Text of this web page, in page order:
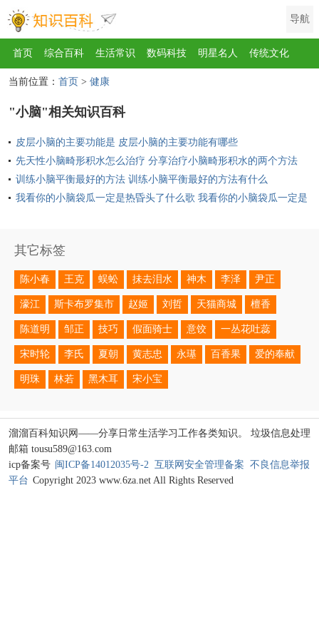
导航
首页 综合百科 生活常识 数码科技 明星名人 传统文化
互联网 健康 影视
运动 游戏 家电 地理
歌曲 动物 植物
当前位置： 首页 > 健康
"小脑"相关知识百科
皮层小脑的主要功能是 皮层小脑的主要功能有哪些
先天性小脑畸形积水怎么治疗 分享治疗小脑畸形积水的两个方法
训练小脑平衡最好的方法 训练小脑平衡最好的方法有什么
我看你的小脑袋瓜一定是热昏头了什么歌 我看你的小脑袋瓜一定是
其它标签
陈小春 王克 蜈蚣 抺去泪水 神木 李泽 尹正
濠江 斯卡布罗集市 赵姬 刘哲 天猫商城 檀香
陈道明 邹正 技巧 假面骑士 意饺 一丛花吐蕊
宋时轮 李氏 夏朝 黄志忠 永璂 百香果 爱的奉献
明珠 林若 黑木耳 宋小宝
溜溜百科知识网——分享日常生活学习工作各类知识。 垃圾信息处理
邮箱 tousu589@163.com
icp备案号 闽ICP备14012035号-2 互联网安全管理备案 不良信息举报
平台 Copyright 2023 www.6za.net All Rights Reserved